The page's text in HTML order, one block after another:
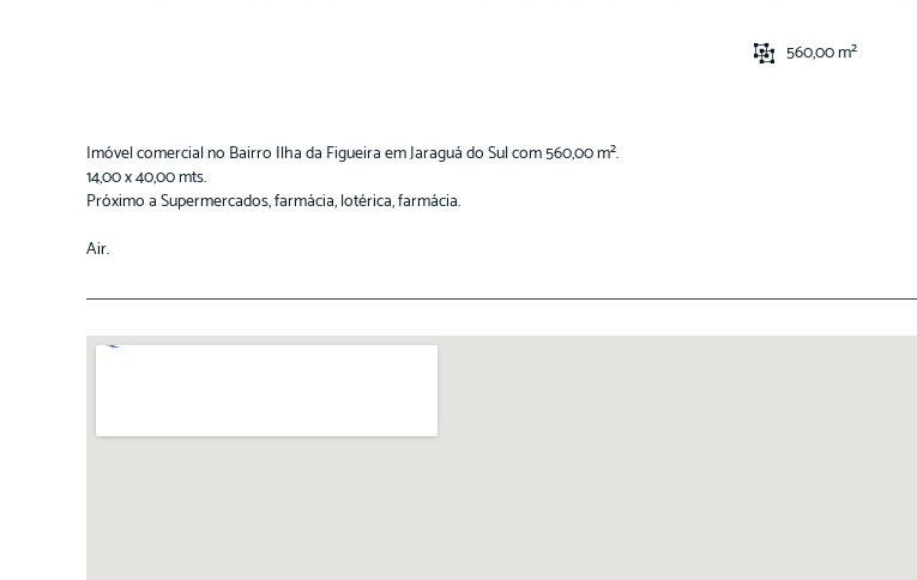
560,00 m²
Imóvel comercial no Bairro Ilha da Figueira em Jaraguá do Sul com 560,00 m².
14,00 x 40,00 mts.
Próximo a Supermercados, farmácia, lotérica, farmácia.
Air.